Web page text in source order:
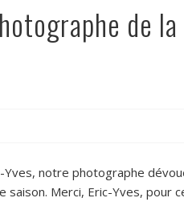
de la
notre photographe
Merci, Eric-Yves, pour